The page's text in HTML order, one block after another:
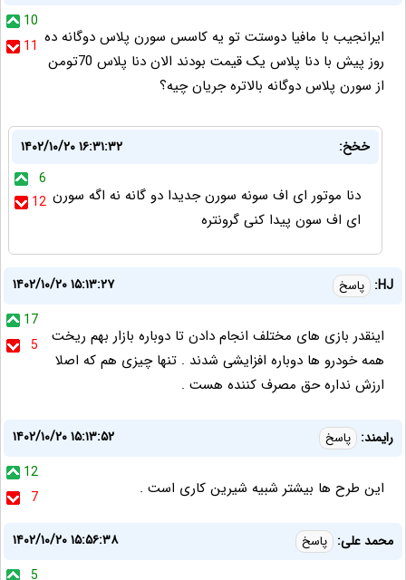
10
11 ایرانجیب با مافیا دوستت تو یه کاسس سورن پلاس دوگانه ده
روز پیش با دنا پلاس یک قیمت بودند الان دنا پلاس 70تومن
از سورن پلاس دوگانه بالاتره جریان چیه؟
خخخ:
۱۴۰۲/۱۰/۲۰ ۱۶:۳۱:۳۲
6
12 دنا موتور ای اف سونه سورن جدیدا دو گانه نه اگه سورن
ای اف سون پیدا کنی گرونتره
HJ: پاسخ
۱۴۰۲/۱۰/۲۰ ۱۵:۱۳:۲۷
17
5
اینقدر بازی های مختلف انجام دادن تا دوباره بازار بهم ریخت
همه خودرو ها دوباره افزایشی شدند .‌ تنها چیزی هم که اصلا
ارزش نداره حق مصرف کننده هست .‌
رایمند: پاسخ
۱۴۰۲/۱۰/۲۰ ۱۵:۱۳:۵۲
12
7
این طرح ها بیشتر شبیه شیرین کاری است .
محمد علی: پاسخ
۱۴۰۲/۱۰/۲۰ ۱۵:۵۶:۳۸
5